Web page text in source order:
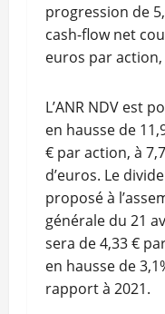
progression de
cash-flow net
euros par action,
L’ANR NDV est
en hausse de
€ par action, à
d’euros. Le
proposé à
générale du 21
sera de 4,33 €
en hausse de
rapport à 2021.